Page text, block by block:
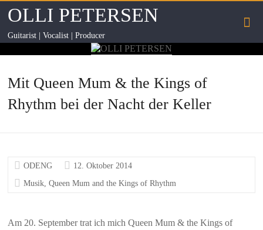
OLLI PETERSEN
Guitarist | Vocalist | Producer
Mit Queen Mum & the Kings of
Rhythm bei der Nacht der Keller
ODENG
12. Oktober 2014
Musik,Queen Mum and the Kings of Rhythm
Am 20. September trat ich mich Queen Mum & the Kings of